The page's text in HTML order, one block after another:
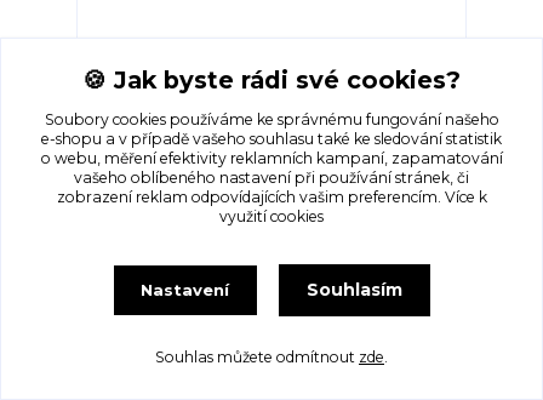
Chlapecké sportovní kraťasy- C&A... VEL-
146
125 Kč
Skladem 1
Přidat do košíku
🍪 Jak byste rádi své cookies?
Soubory cookies používáme ke správnému fungování našeho
e-shopu a v případě vašeho souhlasu také ke sledování statistik
o webu, měření efektivity reklamních kampaní, zapamatování
vašeho oblíbeného nastavení při používání stránek, či
zobrazení reklam odpovídajících vašim preferencím. Více k
využití cookies
Nastavení Souhlasím
Souhlas můžete odmítnout zde